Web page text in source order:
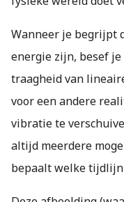
Wanneer je begrijpt
energie zijn, besef
traagheid van
voor een andere
vibratie te
altijd meerdere
bepaalt welke